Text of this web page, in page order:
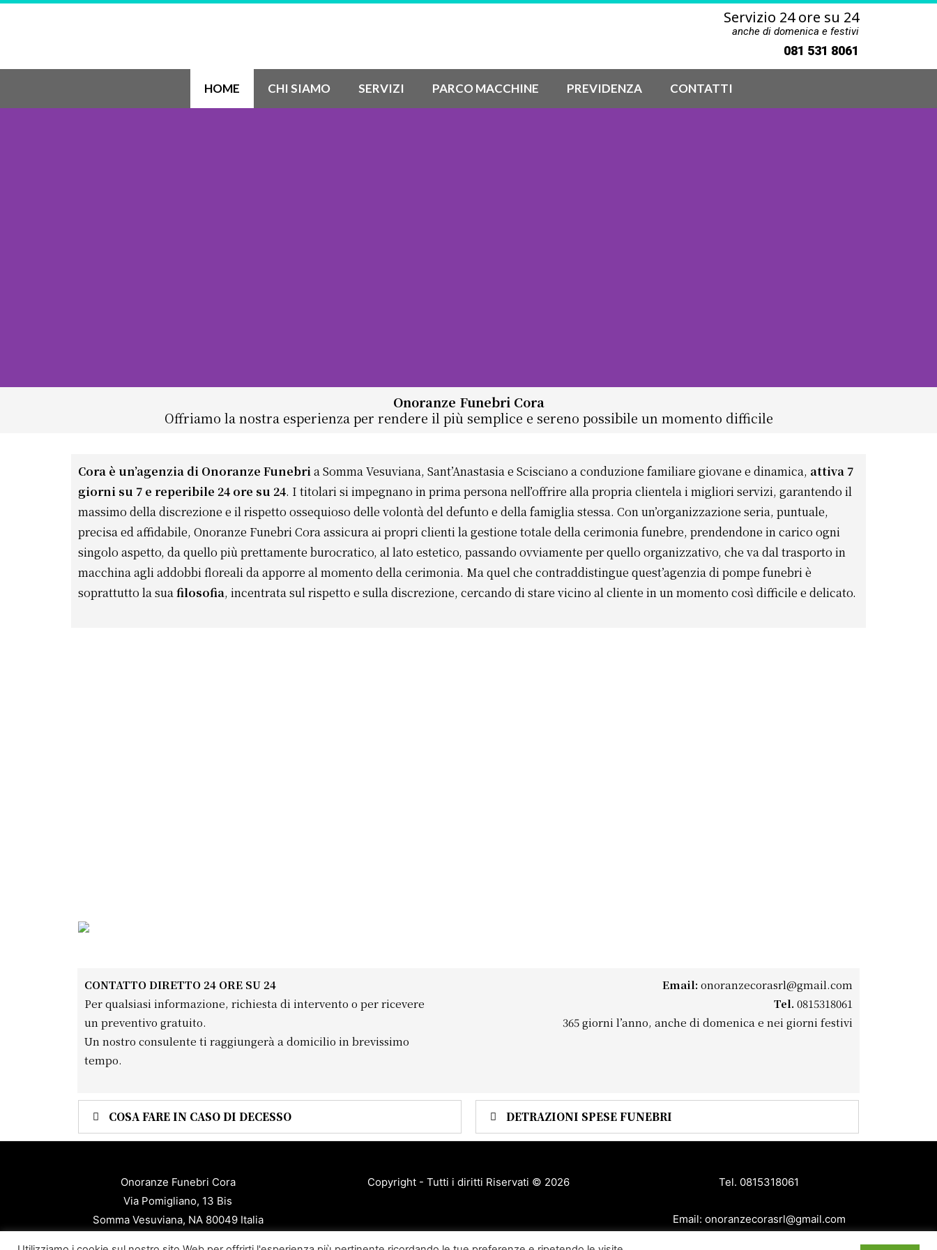
Servizio 24 ore su 24
anche di domenica e festivi
081 531 8061
HOME CHI SIAMO SERVIZI PARCO MACCHINE PREVIDENZA CONTATTI
Onoranze Funebri Cora
Offriamo la nostra esperienza per rendere il più semplice e sereno possibile un momento difficile
Cora è un’agenzia di Onoranze Funebria Somma Vesuviana, Sant’Anastasia e Scisciano a conduzione familiare giovane e dinamica, attiva 7
giorni su 7 e reperibile 24 ore su 24. I titolari si impegnano in prima persona nell’offrire alla propria clientela i migliori servizi, garantendo il
massimo della discrezione e il rispetto ossequioso delle volontà del defunto e della famiglia stessa. Con un’organizzazione seria, puntuale,
precisa ed affidabile, Onoranze Funebri Cora assicura ai propri clienti la gestione totale della cerimonia funebre, prendendone in carico ogni
singolo aspetto, da quello più prettamente burocratico, al lato estetico, passando ovviamente per quello organizzativo, che va dal trasporto in
macchina agli addobbi floreali da apporre al momento della cerimonia. Ma quel che contraddistingue quest’agenzia di pompe funebri è
soprattutto la suafilosofia, incentrata sul rispetto e sulla discrezione, cercando di stare vicino al cliente in un momento così difficile e delicato.
CONTATTO DIRETTO 24 ORE SU 24
Per qualsiasi informazione, richiesta di intervento o per ricevere
un preventivo gratuito.
Un nostro consulente ti raggiungerà a domicilio in brevissimo
tempo.
Email: onoranzecorasrl@gmail.com
Tel. 0815318061
365 giorni l’anno, anche di domenica e nei giorni festivi
COSA FARE IN CASO DI DECESSO DETRAZIONI SPESE FUNEBRI
Onoranze Funebri Cora
Via Pomigliano, 13 Bis
Somma Vesuviana, NA 80049 Italia
Copyright - Tutti i diritti Riservati © 2026 Tel. 0815318061
Email: onoranzecorasrl@gmail.com